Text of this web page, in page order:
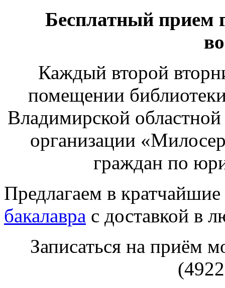
Бесплатный прием
Каждый второй
помещении
Владимирской
организации
граждан по
Предлагаем в
бакалавра с доставкой в
Записаться на приём